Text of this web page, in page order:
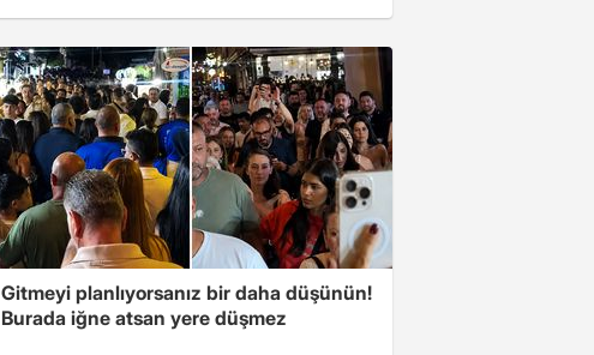
Gitmeyi planlıyorsanız bir daha düşünün!
Burada iğne atsan yere düşmez